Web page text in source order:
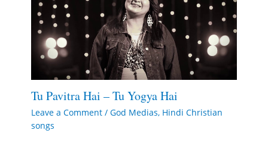
Tu Pavitra Hai – Tu Yogya Hai
Leave a Comment / God Medias, Hindi Christian
songs